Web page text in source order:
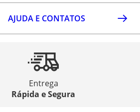
AJUDA E CONTATOS
Entrega
Rápida e Segura